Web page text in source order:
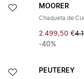
MOORER
Chaqueta de
2.499,50 €
-40%
PEUTEREY